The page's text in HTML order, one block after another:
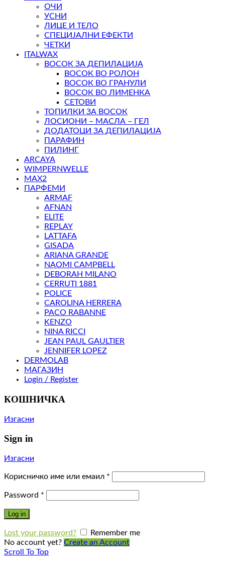
ОЧИ
УСНИ
ЛИЦЕ И ТЕЛО
СПЕЦИЈАЛНИ ЕФЕКТИ
ЧЕТКИ
ITALWAX
ВОСОК ЗА ДЕПИЛАЦИЈА
ВОСОК ВО РОЛОН
ВОСОК ВО ГРАНУЛИ
ВОСОК ВО ЛИМЕНКА
СЕТОВИ
ТОПИЛКИ ЗА ВОСОК
ЛОСИОНИ – МАСЛА – ГЕЛ
ДОДАТОЦИ ЗА ДЕПИЛАЦИЈА
ПАРАФИН
ПИЛИНГ
ARCAYA
WIMPERNWELLE
MAX2
ПАРФЕМИ
ARMAF
AFNAN
ELITE
REPLAY
LATTAFA
GISADA
ARIANA GRANDE
NAOMI CAMPBELL
DEBORAH MILANO
CERRUTI 1881
POLICE
CAROLINA HERRERA
PACO RABANNE
KENZO
NINA RICCI
JEAN PAUL GAULTIER
JENNIFER LOPEZ
DERMOLAB
МАГАЗИН
Login / Register
КОШНИЧКА
Изгасни
Sign in
Изгасни
Корисничко име или емаил *
Password *
Log in
Lost your password?
Remember me
No account yet? Create an Account
Scroll To Top